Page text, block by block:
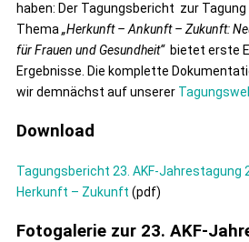
haben: Der Tagungsbericht zur
Thema „Herkunft – Ankunft – Zukunft:
für Frauen und Gesundheit“ bietet erste
Ergebnisse. Die komplette
wir demnächst auf unserer
Download
Tagungsbericht 23. AKF-Jahrestagung
Herkunft – Zukunft (pdf)
Fotogalerie zur 23. AKF-